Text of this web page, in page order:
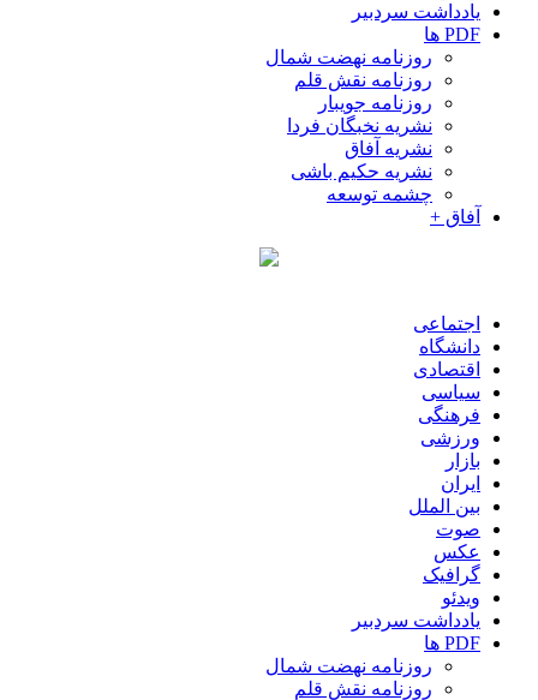
یادداشت سردبیر
PDF ها
روزنامه نهضت شمال
روزنامه نقش قلم
روزنامه جویبار
نشریه نخبگان فردا
نشریه آفاق
نشریه حکیم باشی
چشمه توسعه
آفاق +
اجتماعی
دانشگاه
اقتصادی
سیاسی
فرهنگی
ورزشی
بازار
ایران
بین الملل
صوت
عکس
گرافیک
ویدئو
یادداشت سردبیر
PDF ها
روزنامه نهضت شمال
روزنامه نقش قلم